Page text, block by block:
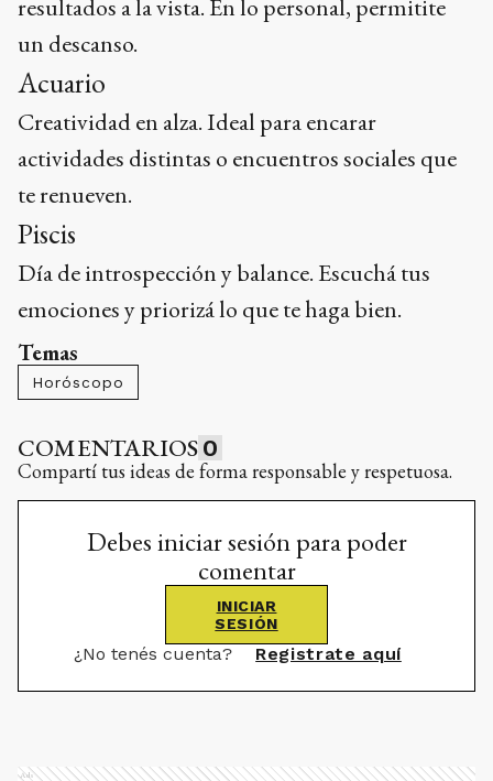
resultados a la vista. En lo personal, permitite
un descanso.
Acuario
Creatividad en alza. Ideal para encarar
actividades distintas o encuentros sociales que
te renueven.
Piscis
Día de introspección y balance. Escuchá tus
emociones y priorizá lo que te haga bien.
Temas
Horóscopo
COMENTARIOS 0
Compartí tus ideas de forma responsable y respetuosa.
Debes iniciar sesión para poder
comentar
INICIAR
SESIÓN
¿No tenés cuenta? Registrate aquí
Ads